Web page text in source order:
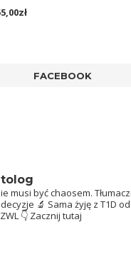
Oceniono
na 5
zł
FACEBOOK
musi być chaosem.
🔬 Sama żyję z T1D od
👇 Zacznij tutaj